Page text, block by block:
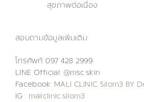
สุขภาพต่อเนื่อง
สอบถามข้อมูลเพิ่มเติม
โทรศัพท์: 097 428 2999
LINE Official: @msc.skin
Facebook: MALI CLINIC Silom3 BY
IG : maliclinic.silom3